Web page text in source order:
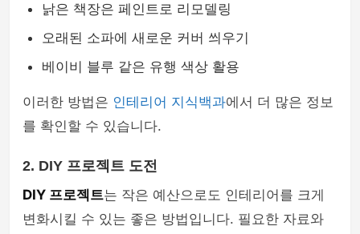
낡은 책장은 페인트로 리모델링
오래된 소파에 새로운 커버 씌우기
베이비 블루 같은 유행 색상 활용
이러한 방법은 인테리어 지식백과에서 더 많은 정보
를 확인할 수 있습니다.
2. DIY 프로젝트 도전
DIY 프로젝트는 작은 예산으로도 인테리어를 크게
변화시킬 수 있는 좋은 방법입니다. 필요한 자료와